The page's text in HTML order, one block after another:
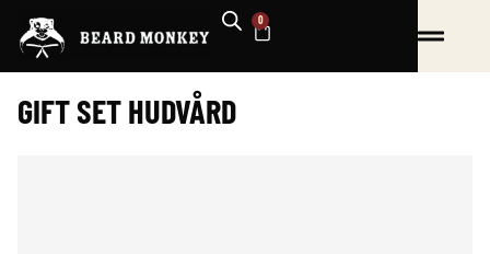
Hoppa
innehåll
0
VARUKORG
GIFT SET HUDVÅRD